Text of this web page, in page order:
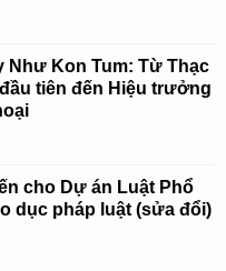
Như Kon Tum: Từ Thạc
tiên đến Hiệu trưởng
cho Dự án Luật Phổ
dục pháp luật (sửa đổi)